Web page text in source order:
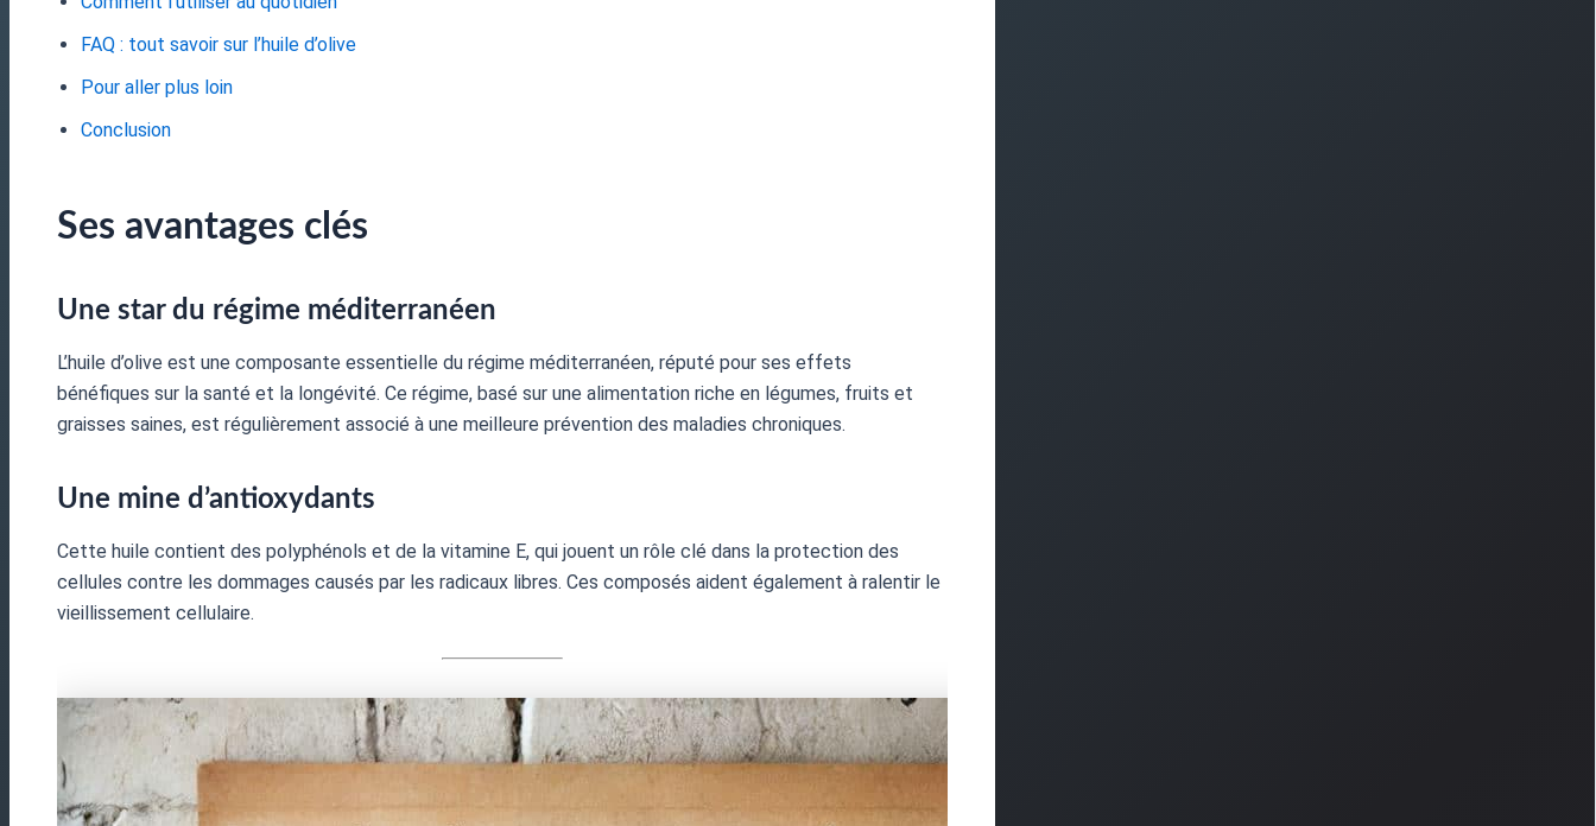
FAQ : tout savoir sur l’huile d’olive
Pour aller plus loin
Conclusion
Ses avantages clés
Une star du régime méditerranéen
L’huile d’olive est une composante essentielle du régime méditerranéen, réputé pour ses effets
bénéfiques sur la santé et la longévité. Ce régime, basé sur une alimentation riche en légumes, fruits et
graisses saines, est régulièrement associé à une meilleure prévention des maladies chroniques.
Une mine d’antioxydants
Cette huile contient des polyphénols et de la vitamine E, qui jouent un rôle clé dans la protection des
cellules contre les dommages causés par les radicaux libres. Ces composés aident également à ralentir le
vieillissement cellulaire.